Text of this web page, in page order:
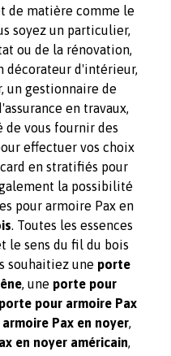
de matière comme le
soyez un particulier,
ou de la rénovation,
décorateur d'intérieur,
un gestionnaire de
en travaux,
de vous fournir des
effectuer vos choix
en stratifiés pour
la possibilité
pour armoire Pax en
. Toutes les essences
le sens du fil du bois
souhaitiez une porte
, une porte pour
porte pour armoire Pax
Pax en noyer,
en noyer américain